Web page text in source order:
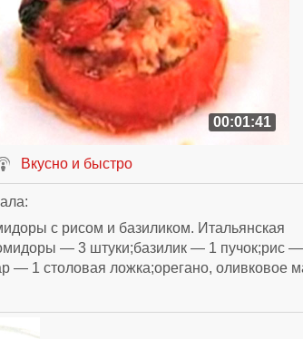
00:01:41
Вкусно и быстро
:
с рисом и базиликом. Итальянская
— 3 штуки;базилик — 1 пучок;рис
— 1 столовая ложка;орегано, оливковое